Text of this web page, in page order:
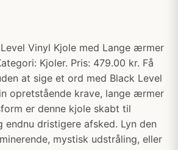
Vinyl Kjole med Lange ærmer
Kjoler. Pris: 479.00 kr. Få
at sige et ord med Black Level
opretstående krave, lange ærmer
er denne kjole skabt til
endnu dristigere afsked. Lyn den
mystisk udstråling, eller